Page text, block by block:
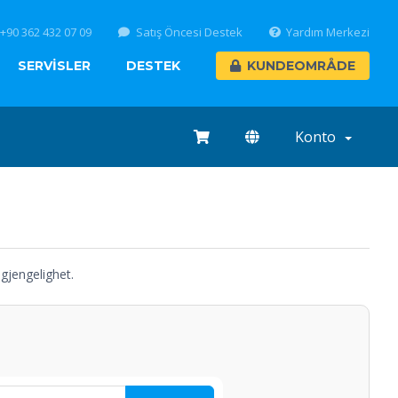
SERVİSLER DESTEK KUNDEOMRÅDE
+90 362 432 07 09 Satış Öncesi Destek Yardım Merkezi
Konto